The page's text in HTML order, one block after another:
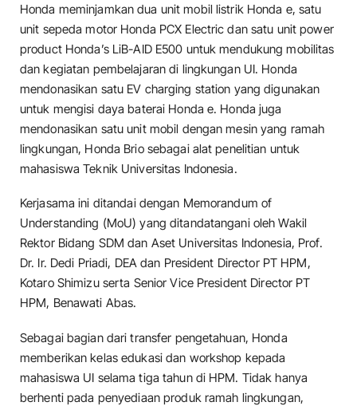
Honda meminjamkan dua unit mobil listrik Honda e, satu
unit sepeda motor Honda PCX Electric dan satu unit power
product Honda’s LiB-AID E500 untuk mendukung mobilitas
dan kegiatan pembelajaran di lingkungan UI. Honda
mendonasikan satu EV charging station yang digunakan
untuk mengisi daya baterai Honda e. Honda juga
mendonasikan satu unit mobil dengan mesin yang ramah
lingkungan, Honda Brio sebagai alat penelitian untuk
mahasiswa Teknik Universitas Indonesia.
Kerjasama ini ditandai dengan Memorandum of
Understanding (MoU) yang ditandatangani oleh Wakil
Rektor Bidang SDM dan Aset Universitas Indonesia, Prof.
Dr. Ir. Dedi Priadi, DEA dan President Director PT HPM,
Kotaro Shimizu serta Senior Vice President Director PT
HPM, Benawati Abas.
Sebagai bagian dari transfer pengetahuan, Honda
memberikan kelas edukasi dan workshop kepada
mahasiswa UI selama tiga tahun di HPM. Tidak hanya
berhenti pada penyediaan produk ramah lingkungan,